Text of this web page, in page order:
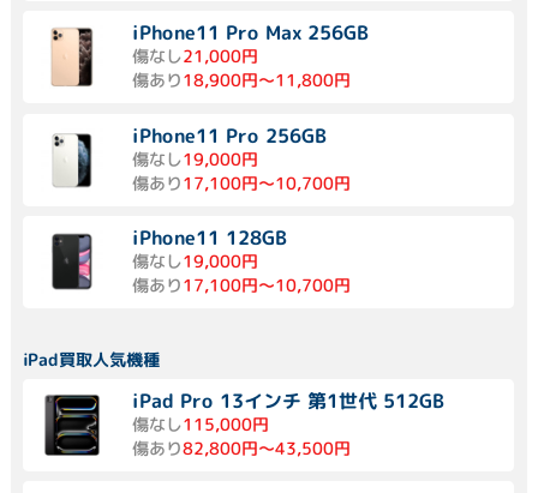
iPhone11 Pro Max 256GB
傷なし21,000円
傷あり18,900円～11,800円
iPhone11 Pro 256GB
傷なし19,000円
傷あり17,100円～10,700円
iPhone11 128GB
傷なし19,000円
傷あり17,100円～10,700円
iPad買取人気機種
iPad Pro 13インチ 第1世代 512GB
傷なし115,000円
傷あり82,800円～43,500円